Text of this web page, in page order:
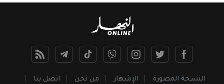
النسخة المصورة الإشهار من نحن
اتصل بنا